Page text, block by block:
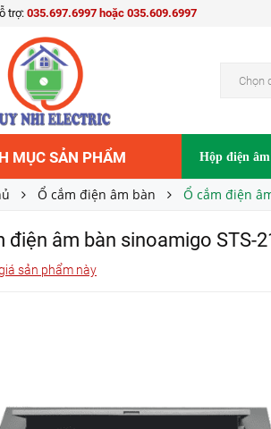
trợ: 035.697.6997 hoặc 035.609.6997
Chọn
MỤC SẢN PHẨM Hộp điện
Ổ cắm điện âm bàn Ổ cắm điện
điện âm bàn sinoamigo STS-
sản phẩm này
Ổ cắm điện âm bàn sinoamigo STS-212SE ( màu
Giá bán: 1.500.000₫